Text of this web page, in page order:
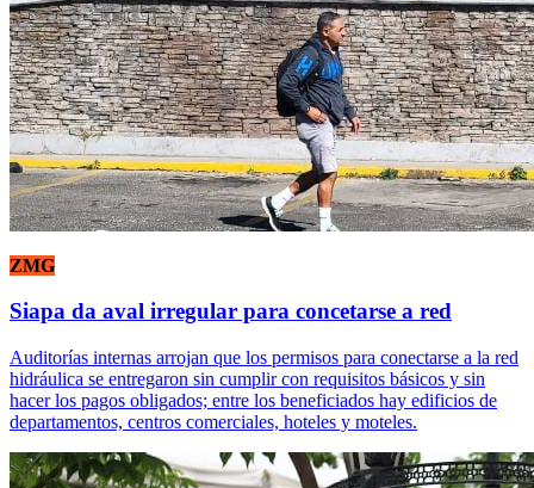
ZMG
Siapa da aval irregular para concetarse a red
Auditorías internas arrojan que los permisos para conectarse a la red
hidráulica se entregaron sin cumplir con requisitos básicos y sin
hacer los pagos obligados; entre los beneficiados hay edificios de
departamentos, centros comerciales, hoteles y moteles.